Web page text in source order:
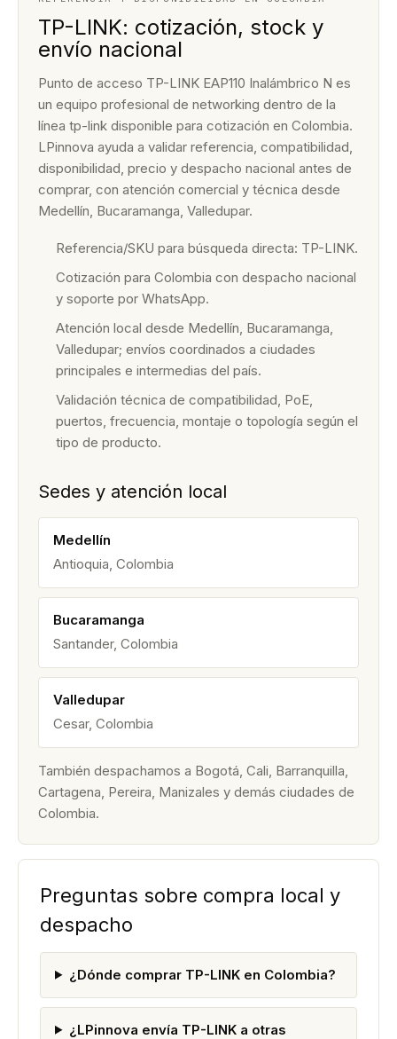
TP-LINK: cotización, stock y
envío nacional
Punto de acceso TP-LINK EAP110 Inalámbrico N es
un equipo profesional de networking dentro de la
línea tp-link disponible para cotización en Colombia.
LPinnova ayuda a validar referencia, compatibilidad,
disponibilidad, precio y despacho nacional antes de
comprar, con atención comercial y técnica desde
Medellín, Bucaramanga, Valledupar.
Referencia/SKU para búsqueda directa: TP-LINK.
Cotización para Colombia con despacho nacional
y soporte por WhatsApp.
Atención local desde Medellín, Bucaramanga,
Valledupar; envíos coordinados a ciudades
principales e intermedias del país.
Validación técnica de compatibilidad, PoE,
puertos, frecuencia, montaje o topología según el
tipo de producto.
Sedes y atención local
Medellín
Antioquia, Colombia
Bucaramanga
Santander, Colombia
Valledupar
Cesar, Colombia
También despachamos a Bogotá, Cali, Barranquilla,
Cartagena, Pereira, Manizales y demás ciudades de
Colombia.
Preguntas sobre compra local y
despacho
¿Dónde comprar TP-LINK en Colombia?
¿LPinnova envía TP-LINK a otras